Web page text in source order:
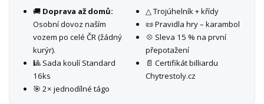
🚚 Doprava až domů:
Osobní dovoz naším
vozem po celé ČR (žádný
kurýr).
🎱 Sada koulí Standard
16ks
🎯 2× jednodílné tágo
△ Trojúhelník + křídy
📜 Pravidla hry – karambol
💠 Sleva 15 % na první
přepotažení
📄 Certifikát billiardu
Chytrestoly.cz